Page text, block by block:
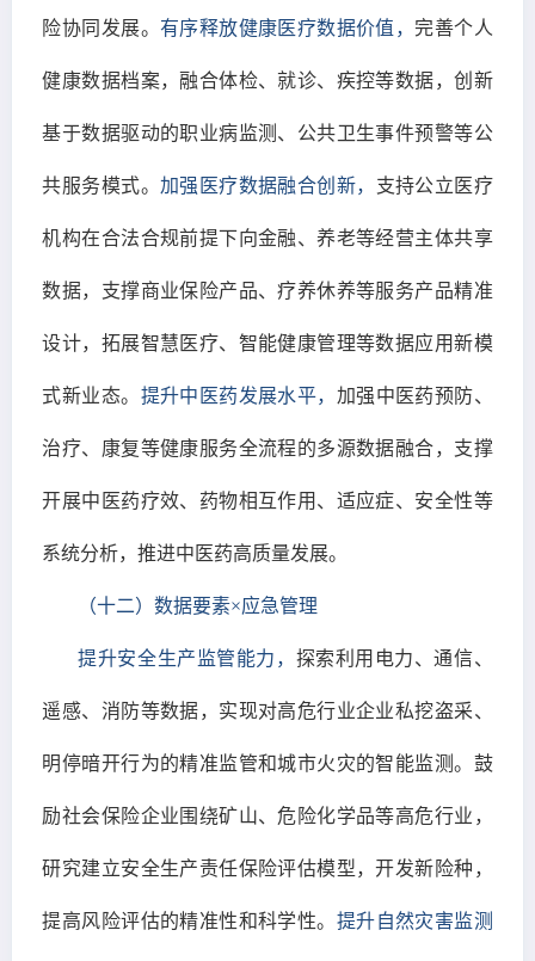
险协同发展。 有序释放健康医疗数据价值， 完善个人
健康数据档案，融合体检、就诊、疾控等数据，创新
基于数据驱动的职业病监测、公共卫生事件预警等公
共服务模式。 加强医疗数据融合创新， 支持公立医疗
机构在合法合规前提下向金融、养老等经营主体共享
数据，支撑商业保险产品、疗养休养等服务产品精准
设计，拓展智慧医疗、智能健康管理等数据应用新模
式新业态。 提升中医药发展水平， 加强中医药预防、
治疗、康复等健康服务全流程的多源数据融合，支撑
开展中医药疗效、药物相互作用、适应症、安全性等
系统分析，推进中医药高质量发展。
（十二）数据要素×应急管理
提升安全生产监管能力， 探索利用电力、通信、
遥感、消防等数据，实现对高危行业企业私挖盗采、
明停暗开行为的精准监管和城市火灾的智能监测。鼓
励社会保险企业围绕矿山、危险化学品等高危行业，
研究建立安全生产责任保险评估模型，开发新险种，
提高风险评估的精准性和科学性。 提升自然灾害监测